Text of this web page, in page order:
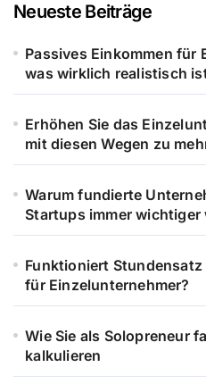
Neueste Beiträge
Passives Einkommen für
was wirklich realistisch
Erhöhen Sie das
mit diesen Wegen zu
Warum fundierte
Startups immer wichtiger
Funktioniert
für Einzelunternehmer?
Wie Sie als Solopreneur
kalkulieren